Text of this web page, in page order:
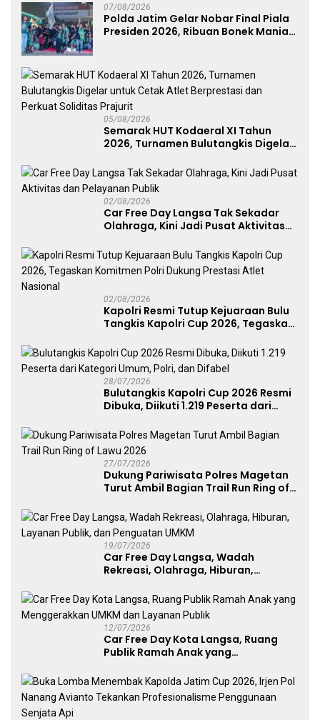
07/08/2026
Polda Jatim Gelar Nobar Final Piala
Presiden 2026, Ribuan Bonek Mania
05/08/2026
Semarak HUT Kodaeral XI Tahun
2026, Turnamen Bulutangkis Digelar
Perkuat Soliditas Prajurit
02/08/2026
Car Free Day Langsa Tak Sekadar
Olahraga, Kini Jadi Pusat Aktivitas
02/08/2026
Kapolri Resmi Tutup Kejuaraan Bulu
Tangkis Kapolri Cup 2026, Tegaskan
Atlet Nasional
28/07/2026
Bulutangkis Kapolri Cup 2026 Resmi
Dibuka, Diikuti 1.219 Peserta dari
27/07/2026
Dukung Pariwisata Polres Magetan
Turut Ambil Bagian Trail Run Ring of
19/07/2026
Car Free Day Langsa, Wadah
Rekreasi, Olahraga, Hiburan,
UMKM
12/07/2026
Car Free Day Kota Langsa, Ruang
Publik Ramah Anak yang
Publik